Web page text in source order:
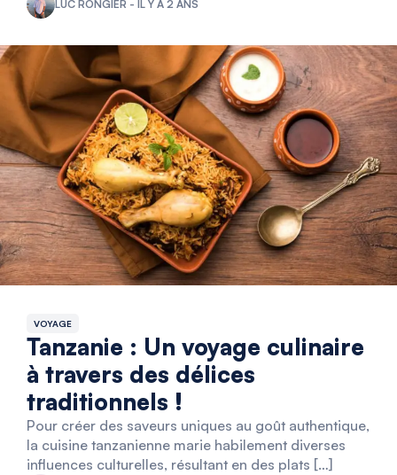
LUC RONGIER - IL Y A 2 ANS
VOYAGE
Tanzanie : Un voyage culinaire
à travers des délices
traditionnels !
Pour créer des saveurs uniques au goût authentique,
la cuisine tanzanienne marie habilement diverses
influences culturelles, résultant en des plats […]